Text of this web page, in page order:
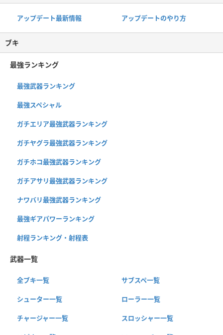
アップデート最新情報 アップデートのやり方
ブキ
最強ランキング
最強武器ランキング
最強スペシャル
ガチエリア最強武器ランキング
ガチヤグラ最強武器ランキング
ガチホコ最強武器ランキング
ガチアサリ最強武器ランキング
ナワバリ最強武器ランキング
最強ギアパワーランキング
射程ランキング・射程表
武器一覧
全ブキ一覧 サブスペ一覧
シューター一覧 ローラー一覧
チャージャー一覧 スロッシャー一覧